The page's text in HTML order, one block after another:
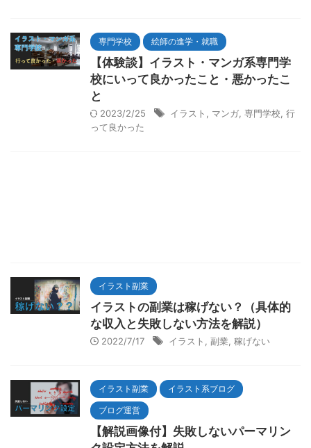
専門学校 絵師の進学・就職
【体験談】イラスト・マンガ系専門学
校にいって良かったこと・悪かったこ
と
2023/2/25 イラスト マンガ 専門学校 行
って良かった
イラスト副業
イラストの副業は稼げない？（具体的
な収入と失敗しない方法を解説）
2022/7/17 イラスト 副業 稼げない
イラスト副業 イラスト系ブログ
ブログ運営
【解説画像付】失敗しないパーマリン